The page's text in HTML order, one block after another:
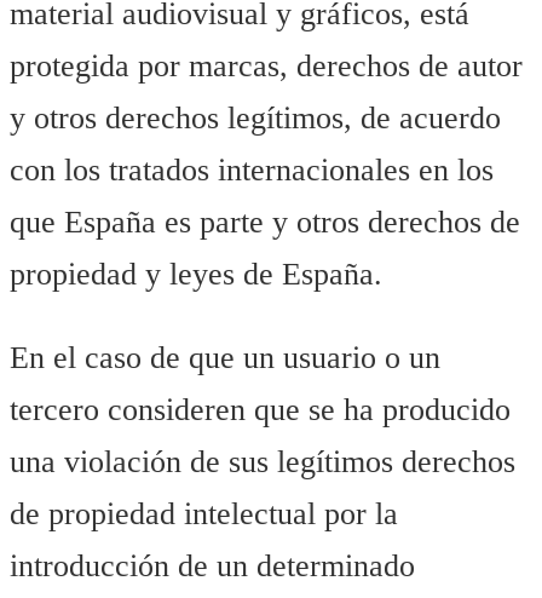
material audiovisual y gráficos, está
protegida por marcas, derechos de autor
y otros derechos legítimos, de acuerdo
con los tratados internacionales en los
que España es parte y otros derechos de
propiedad y leyes de España.
En el caso de que un usuario o un
tercero consideren que se ha producido
una violación de sus legítimos derechos
de propiedad intelectual por la
introducción de un determinado